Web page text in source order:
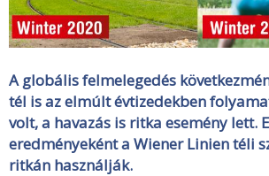
A globális felmelegedés
tél is az elmúlt évtizedekben
volt, a havazás is ritka esemény lett.
eredményeként a Wiener Linien téli
ritkán használják.